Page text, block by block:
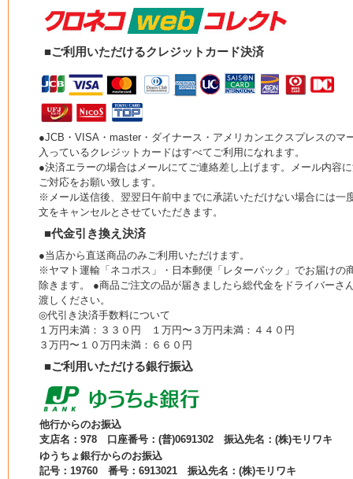
■ご利用いただけるクレジットカード決済
●JCB・VISA・master・ダイナース・アメリカンエクスプレスのマ
入っているクレジットカードはすべてご利用になれます。
●決済エラーの場合はメールにてご連絡差し上げます。メール内容
ご対応をお願い致します。
※メール送信後、翌翌日午前中までに承諾いただけない場合には一
文をキャンセルとさせていただきます。
■代金引き換え決済
●当店から直送商品のみご利用いただけます。
※ヤマト運輸「ネコポス」・日本郵便「レターパック」でお届けの
除きます。 ●商品ご注文の品が届きましたら総代金をドライバーさ
渡しください。
◎代引き決済手数料について
１万円未満：３３０円 １万円〜３万円未満：４４０円
３万円〜１０万円未満：６６０円
■ご利用いただける銀行振込
他行からのお振込
支店名：978 口座番号：(普)0691302 振込先名：(株)モリワキ
ゆうちょ銀行からのお振込
記号：19760 番号：6913021 振込先名：(株)モリワキ